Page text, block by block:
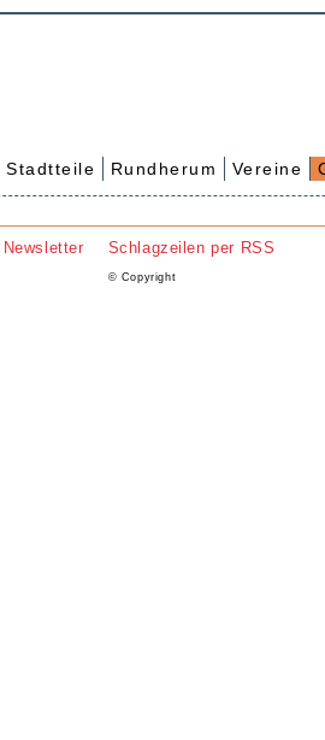
Stadtteile Rundherum Vereine
Newsletter Schlagzeilen per RSS
© Copyright